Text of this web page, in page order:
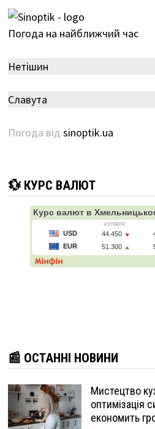
Погода на найближчий час
Нетішин
Славута
Погода від sinoptik.ua
💱 КУРС ВАЛЮТ
📰 ОСТАННІ НОВИНИ
Мистецтво
оптимізація
економить